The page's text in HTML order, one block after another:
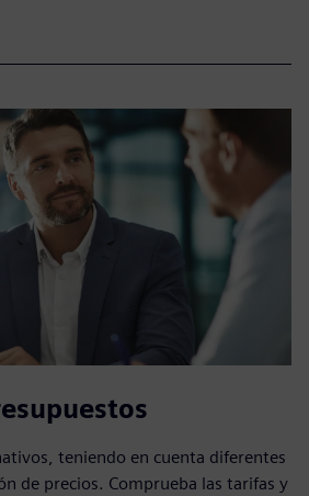
teniendo en cuenta diferentes
de precios. Comprueba las tarifas y